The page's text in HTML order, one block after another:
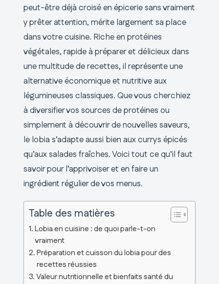
peut-être déjà croisé en épicerie sans vraiment
y prêter attention, mérite largement sa place
dans votre cuisine. Riche en protéines
végétales, rapide à préparer et délicieux dans
une multitude de recettes, il représente une
alternative économique et nutritive aux
légumineuses classiques. Que vous cherchiez
à diversifier vos sources de protéines ou
simplement à découvrir de nouvelles saveurs,
le lobia s’adapte aussi bien aux currys épicés
qu’aux salades fraîches. Voici tout ce qu’il faut
savoir pour l’apprivoiser et en faire un
ingrédient régulier de vos menus.
Table des matières
Lobia en cuisine : de quoi parle-t-on
vraiment
Préparation et cuisson du lobia pour des
recettes réussies
Valeur nutritionnelle et bienfaits santé du